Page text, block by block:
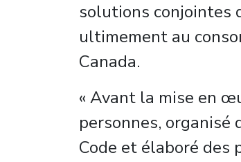
solutions conjointes
ultimement au
Canada.
« Avant la mise en
personnes, organisé
Code et élaboré des